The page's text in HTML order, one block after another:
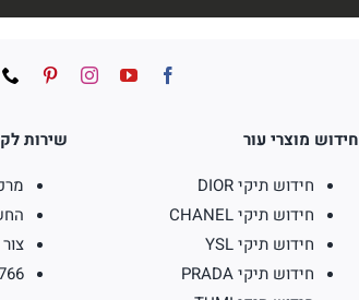
חידוש מוצרי עור
חידוש תיקי DIOR
חידוש תיקי CHANEL
חידוש תיקי YSL
חידוש תיקי PRADA
שירות